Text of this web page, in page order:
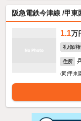
阪急電鉄今津線 /甲東
1.1万
礼/保/権
住所
(同)甲東